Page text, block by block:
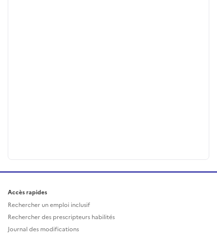
Accès rapides
Rechercher un emploi inclusif
Rechercher des prescripteurs habilités
Journal des modifications